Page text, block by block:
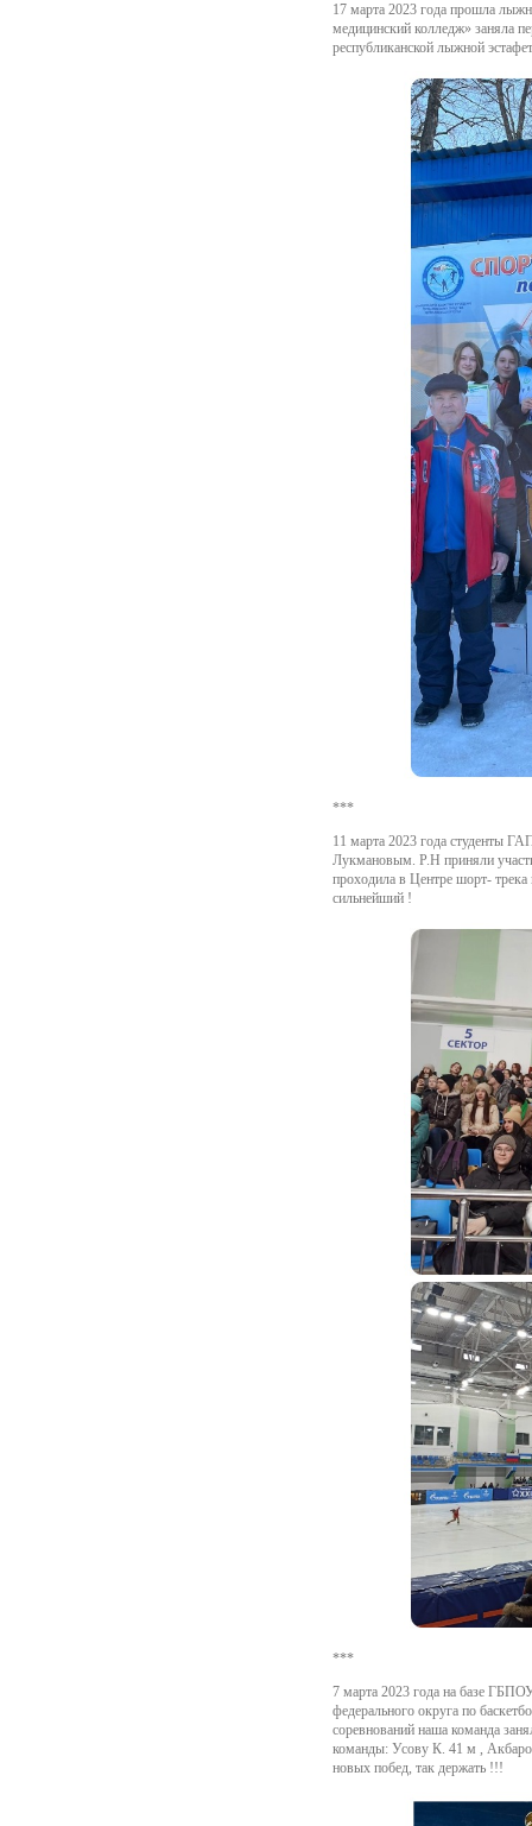
17 марта 2023 года прошла
медицинский колледж» заняла
республиканской лыжной
***
11 марта 2023 года студенты
Лукмановым. Р.Н приняли
проходила в Центре шорт-
сильнейший !
***
7 марта 2023 года на базе
федерального округа по
соревнований наша команда
команды: Усову К. 41 м ,
новых побед, так держать !!!